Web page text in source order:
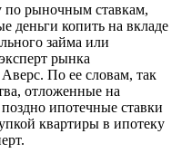
по рыночным ставкам,
деньги копить на вкладе
займа или
рынка
По ее словам, так
отложенные на
ипотечные ставки
квартиры в ипотеку